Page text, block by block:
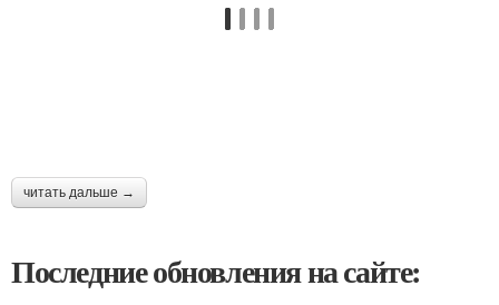
читать дальше →
Последние обновления на сайте: